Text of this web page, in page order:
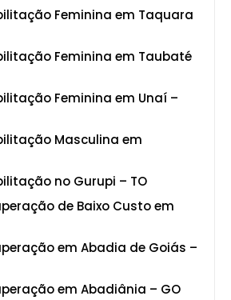
Feminina em Taquara
Feminina em Taubaté
Feminina em Unaí –
Masculina em
no Gurupi – TO
de Baixo Custo em
em Abadia de Goiás –
em Abadiânia – GO